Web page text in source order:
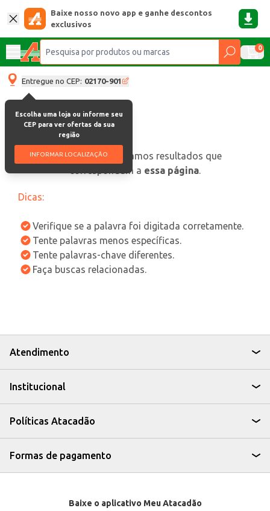
Baixe nosso novo app e ganhe descontos
exclusivos
0
Entregue no CEP: 02170-901
Escolha uma loja ou informe seu
CEP para ver ofertas da sua
região
INFORMAR LOCALIZAÇÃO
oops, não encontramos resultados que
correspondam a essa página.
Dicas:
Verifique se a palavra foi digitada corretamente.
Tente palavras menos específicas.
Tente palavras-chave diferentes.
Faça buscas relacionadas.
Atendimento
Institucional
Políticas Atacadão
Formas de pagamento
Baixe o aplicativo Meu Atacadão